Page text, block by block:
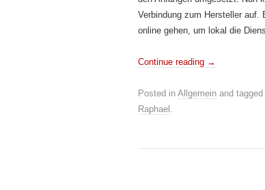
Verbindung zum Hersteller
online gehen, um lokal die
Continue reading →
Posted in Allgemein and tagged
Raphael .